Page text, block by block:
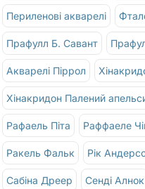
Периленові акварелі
Прафулл Б. Савант
Акварелі Піррол
Хінакридон Палений
Рафаель Піта Раффаеле
Ракель Фальк Рік
Сабіна Дреер Сенді Алнок